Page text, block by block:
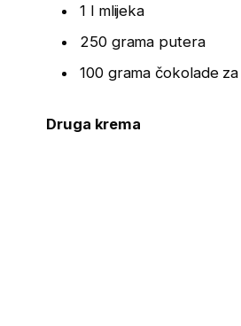
1 l mlijeka
250 grama putera
100 grama čokolade
Druga krema